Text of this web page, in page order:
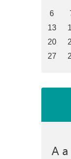
6
13
20
27
А а